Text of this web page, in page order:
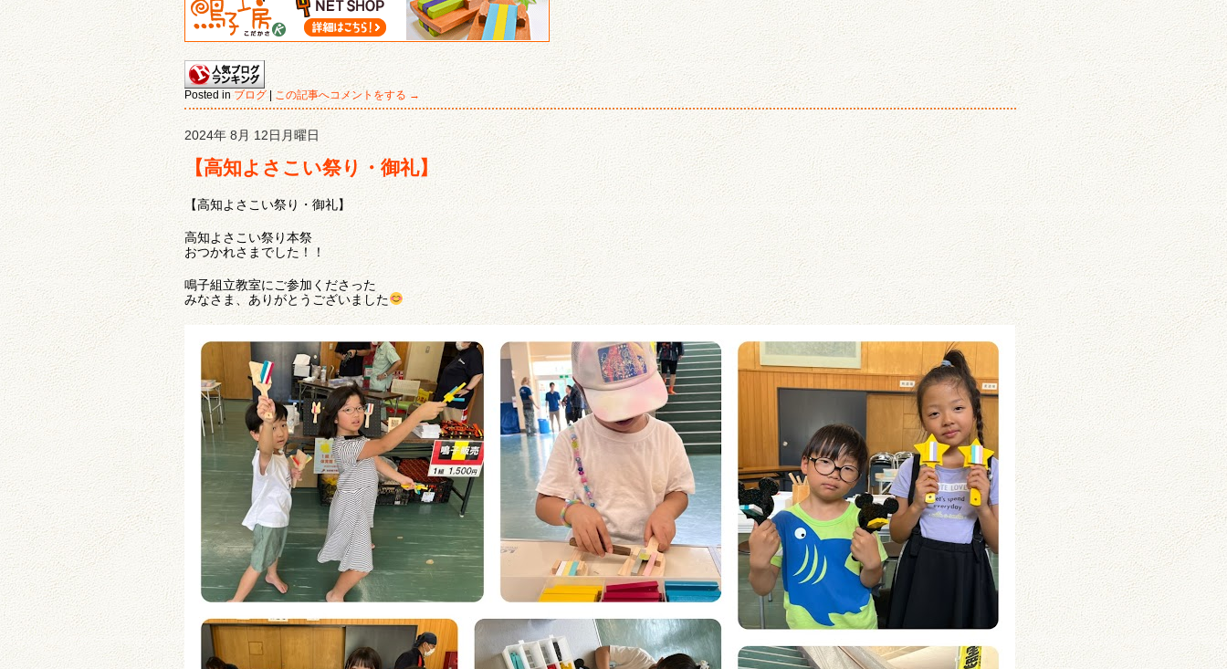
Posted inブログ| この記事へコメントをする →
2024年 8月 12日月曜日
【高知よさこい祭り・御礼】
【高知よさこい祭り・御礼】
高知よさこい祭り本祭
おつかれさまでした！！
鳴子組立教室にご参加くださった
みなさま、ありがとうございました